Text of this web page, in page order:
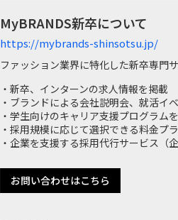
MyBRANDS新卒について
https://mybrands-shinsotsu.jp/
ファッション業界に特化した新卒専門
・新卒、インターンの求人情報を掲載
・ブランドによる会社説明会、就活イ
・学生向けのキャリア支援プログラム
・採用規模に応じて選択できる料金プ
・企業を支援する採用代行サービス（企
お問い合わせはこちら